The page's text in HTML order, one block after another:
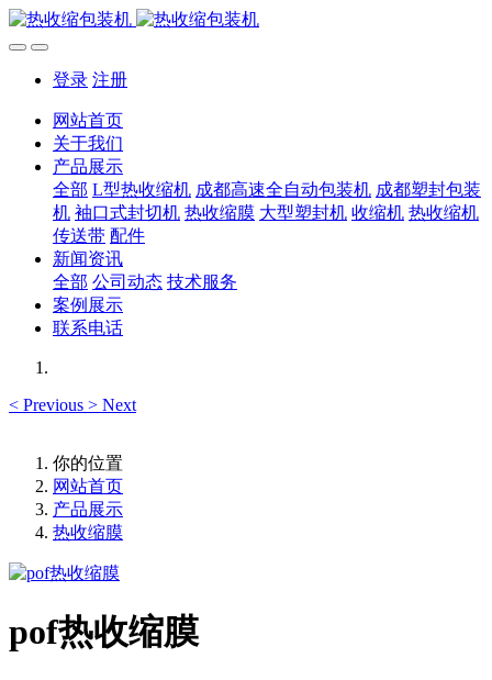
登录 注册
网站首页
关于我们
产品展示
全部 L型热收缩机 成都高速全自动包装机 成都塑封包装
机 袖口式封切机 热收缩膜 大型塑封机 收缩机 热收缩机
传送带 配件
新闻资讯
全部 公司动态 技术服务
案例展示
联系电话
< Previous > Next
你的位置
网站首页
产品展示
热收缩膜
pof热收缩膜